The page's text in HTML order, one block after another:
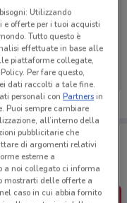
pubblicato
più tardi.
con te!
dei negozi vicino a te,
risparmio, comodamente
L’APP
Utilizzando
e offerte per i tuoi acquisti
Tutto questo è
effettuate in base alle
piattaforme collegate,
Per fare questo,
dati raccolti a tale fine.
personali conPartnersin
Puoi sempre cambiare
all’interno della
pubblicitarie che
di argomenti relativi
esterne a
a noi collegato ci informa
mostrarti delle offerte a
caso in cui abbia fornito